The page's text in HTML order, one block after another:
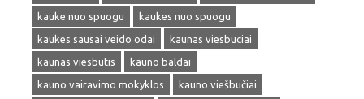
kauke nuo spuogu
kaukes nuo spuogu
kaukes sausai veido odai
kaunas viesbuciai
kaunas viesbutis
kauno baldai
kauno vairavimo mokyklos
kauno viešbučiai